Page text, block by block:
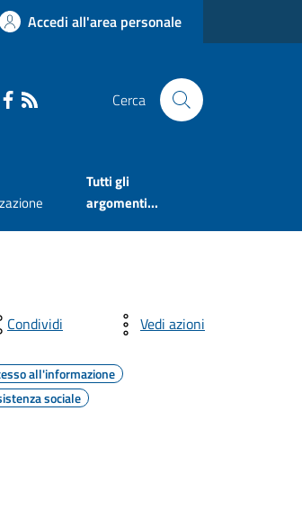
Accedi all'area personale
Cerca
Tutti gli
argomenti...
Condividi Vedi azioni
all'informazione
sociale